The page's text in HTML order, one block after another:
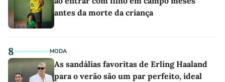
antes da morte da criança
8 MODA
As sandálias favoritas de Erling Haaland
para o verão são um par perfeito, ideal